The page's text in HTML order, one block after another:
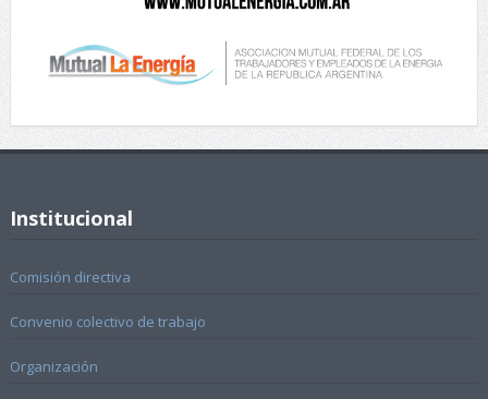
Institucional
Comisión directiva
Convenio colectivo de trabajo
Organización